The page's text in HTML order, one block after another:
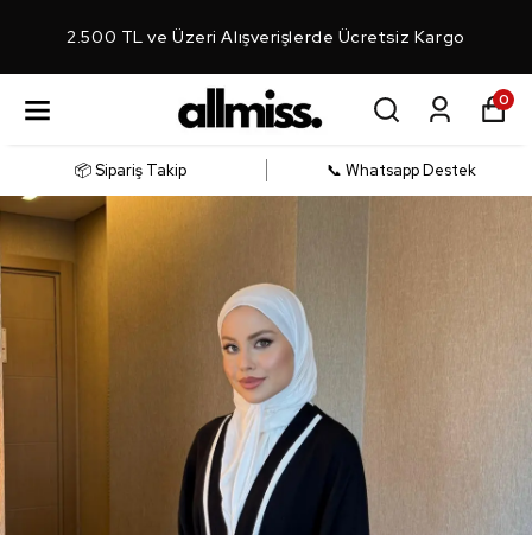
2.500 TL ve Üzeri Alışverişlerde Ücretsiz Kargo
0
📦 Sipariş Takip 📞 Whatsapp Destek